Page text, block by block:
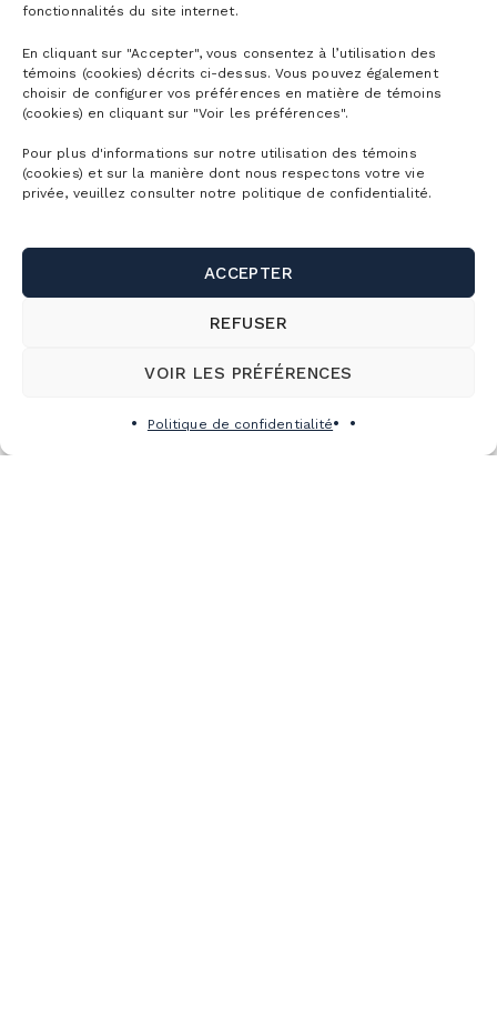
fonctionnalités du site internet.
En cliquant sur "Accepter", vous consentez à l’utilisation des
témoins (cookies) décrits ci-dessus. Vous pouvez également
choisir de configurer vos préférences en matière de témoins
(cookies) en cliquant sur "Voir les préférences".
Pour plus d'informations sur notre utilisation des témoins
(cookies) et sur la manière dont nous respectons votre vie
privée, veuillez consulter notre politique de confidentialité.
ACCEPTER
REFUSER
VOIR LES PRÉFÉRENCES
Politique de confidentialité
SOUPER OKTOBERFEST